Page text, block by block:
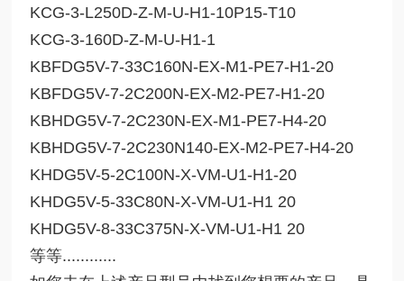
KCG-3-L250D-Z-M-U-H1-10P15-T10
KCG-3-160D-Z-M-U-H1-1
KBFDG5V-7-33C160N-EX-M1-PE7-H1-20
KBFDG5V-7-2C200N-EX-M2-PE7-H1-20
KBHDG5V-7-2C230N-EX-M1-PE7-H4-20
KBHDG5V-7-2C230N140-EX-M2-PE7-H4-20
KHDG5V-5-2C100N-X-VM-U1-H1-20
KHDG5V-5-33C80N-X-VM-U1-H1 20
KHDG5V-8-33C375N-X-VM-U1-H1 20
等等............